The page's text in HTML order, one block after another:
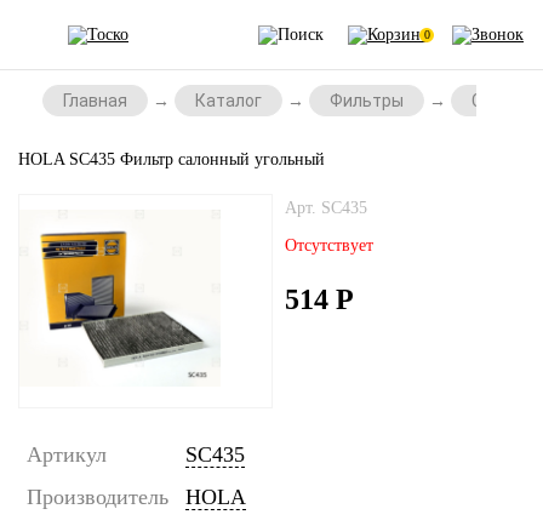
0
Главная Каталог Фильтры
HOLA SC435 Фильтр салонный угольный
Арт. SC435
Отсутствует
514 Р
Артикул
SC435
Производитель
HOLA